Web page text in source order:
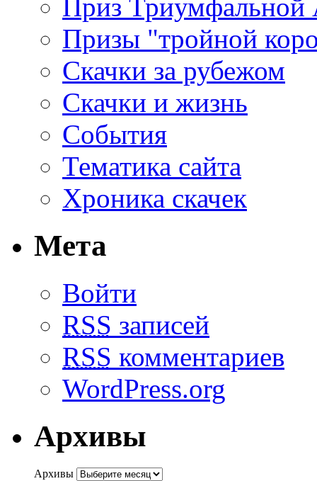
Приз Триумфальной
Призы "тройной
Скачки за рубежом
Скачки и жизнь
События
Тематика сайта
Хроника скачек
Мета
Войти
RSS записей
RSS комментариев
WordPress.org
Архивы
Архивы